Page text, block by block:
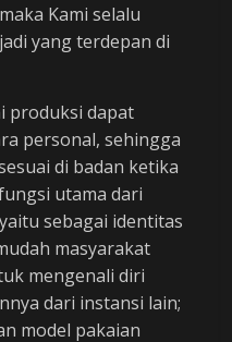
Kami selalu
yang terdepan di
produksi dapat
personal, sehingga
di badan ketika
utama dari
sebagai identitas
masyarakat
mengenali diri
dari instansi lain;
model pakaian